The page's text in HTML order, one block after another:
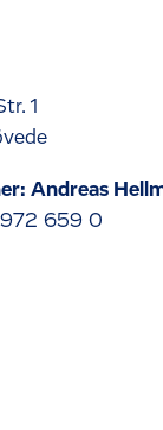
1
Andreas
659 0